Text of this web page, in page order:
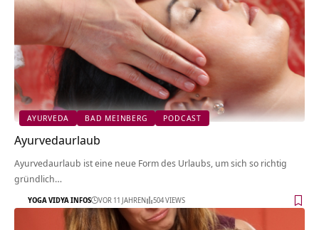
AYURVEDA BAD MEINBERG PODCAST
Ayurvedaurlaub
Ayurvedaurlaub ist eine neue Form des Urlaubs, um sich so richtig
gründlich…
YOGA VIDYA INFOS VOR 11 JAHREN 504 VIEWS